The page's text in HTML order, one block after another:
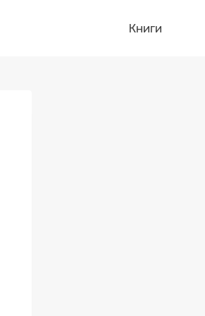
Книги